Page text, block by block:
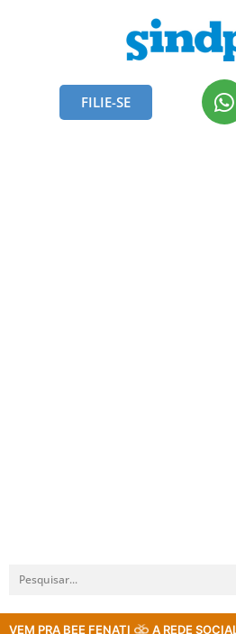
FILIE-SE
VEM PRA BEE FENATI A REDE